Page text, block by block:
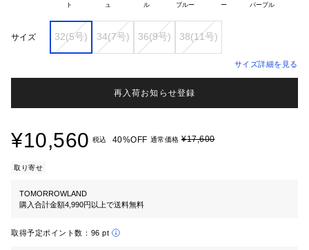
ル
ブルー
ー
サイズ 32(5号) 34(7号) 36(9号) 38(11号)
サイズ詳細を見る
再入荷お知らせ登録
¥10,560 税込 40%OFF 通常価格 ¥17,600
取り寄せ
TOMORROWLAND
購入合計金額4,990円以上で送料無料
取得予定ポイント数： 96 pt